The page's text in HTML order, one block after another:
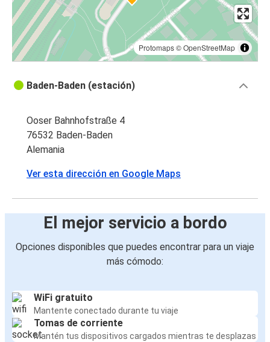
Protomaps©OpenStreetMap
Baden-Baden (estación)
Ooser Bahnhofstraße 4
76532 Baden-Baden
Alemania
Ver esta dirección en Google Maps
El mejor servicio a bordo
Opciones disponibles que puedes encontrar para un viaje
más cómodo:
WiFi gratuito
Mantente conectado durante tu viaje
Tomas de corriente
Mantén tus dispositivos cargados mientras te desplazas